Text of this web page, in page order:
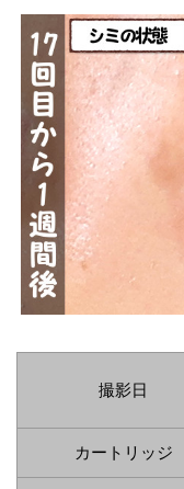
撮影日
カートリッジ